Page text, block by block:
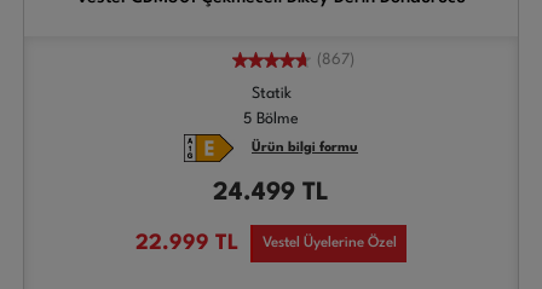
(867)
Statik
5 Bölme
Ürün bilgi formu
24.499 TL
22.999 TL Vestel Üyelerine Özel